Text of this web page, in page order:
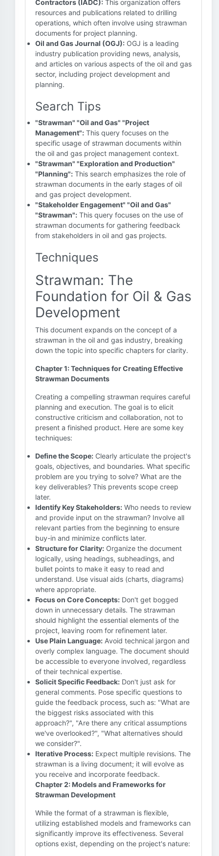
Contractors (IADC): This organization offers
resources and publications related to drilling
operations, which often involve using strawman
documents for project planning.
Oil and Gas Journal (OGJ): OGJ is a leading
industry publication providing news, analysis,
and articles on various aspects of the oil and gas
sector, including project development and
planning.
Search Tips
"Strawman" "Oil and Gas" "Project
Management": This query focuses on the
specific usage of strawman documents within
the oil and gas project management context.
"Strawman" "Exploration and Production"
"Planning": This search emphasizes the role of
strawman documents in the early stages of oil
and gas project development.
"Stakeholder Engagement" "Oil and Gas"
"Strawman": This query focuses on the use of
strawman documents for gathering feedback
from stakeholders in oil and gas projects.
Techniques
Strawman: The
Foundation for Oil & Gas
Development
This document expands on the concept of a
strawman in the oil and gas industry, breaking
down the topic into specific chapters for clarity.
Chapter 1: Techniques for Creating Effective
Strawman Documents
Creating a compelling strawman requires careful
planning and execution. The goal is to elicit
constructive criticism and collaboration, not to
present a finished product. Here are some key
techniques:
Define the Scope: Clearly articulate the project's
goals, objectives, and boundaries. What specific
problem are you trying to solve? What are the
key deliverables? This prevents scope creep
later.
Identify Key Stakeholders: Who needs to review
and provide input on the strawman? Involve all
relevant parties from the beginning to ensure
buy-in and minimize conflicts later.
Structure for Clarity: Organize the document
logically, using headings, subheadings, and
bullet points to make it easy to read and
understand. Use visual aids (charts, diagrams)
where appropriate.
Focus on Core Concepts: Don't get bogged
down in unnecessary details. The strawman
should highlight the essential elements of the
project, leaving room for refinement later.
Use Plain Language: Avoid technical jargon and
overly complex language. The document should
be accessible to everyone involved, regardless
of their technical expertise.
Solicit Specific Feedback: Don't just ask for
general comments. Pose specific questions to
guide the feedback process, such as: "What are
the biggest risks associated with this
approach?", "Are there any critical assumptions
we've overlooked?", "What alternatives should
we consider?".
Iterative Process: Expect multiple revisions. The
strawman is a living document; it will evolve as
you receive and incorporate feedback.
Chapter 2: Models and Frameworks for
Strawman Development
While the format of a strawman is flexible,
utilizing established models and frameworks can
significantly improve its effectiveness. Several
options exist, depending on the project's nature: